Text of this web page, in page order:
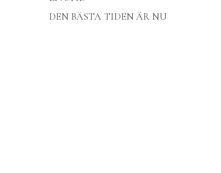
DEN BÄSTA TIDEN ÄR NU